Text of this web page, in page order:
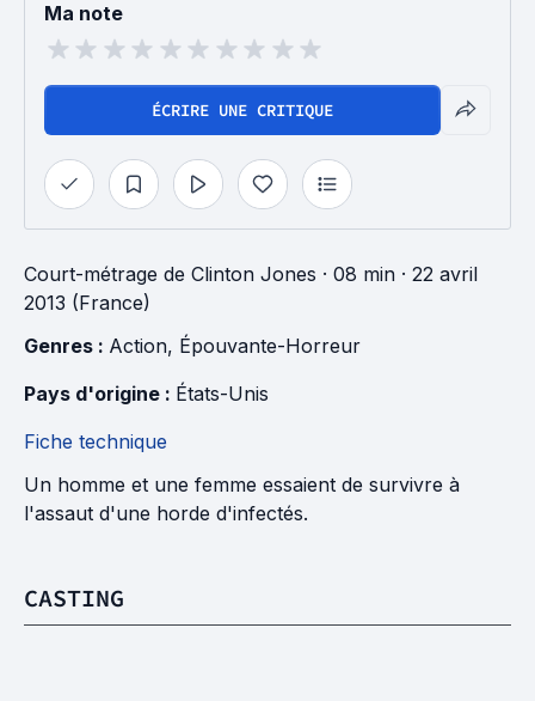
Ma note
ÉCRIRE UNE CRITIQUE
Court-métrage de Clinton Jones · 08 min · 22 avril
2013 (France)
Genres : Action, Épouvante-Horreur
Pays d'origine : États-Unis
Fiche technique
Un homme et une femme essaient de survivre à
l'assaut d'une horde d'infectés.
CASTING